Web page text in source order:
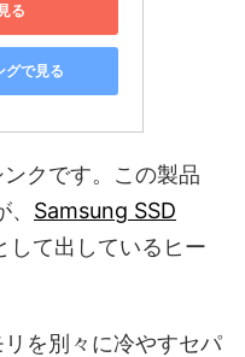
る
グで見る
クです。この製品
Samsung SSD
して出しているヒー
を別々に冷やすセパ